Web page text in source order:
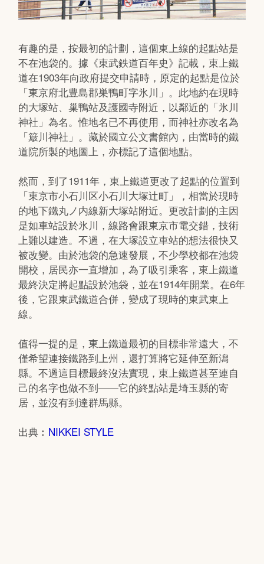
有趣的是，按最初的計劃，這個東上線的起點站是
不在池袋的。據《東武鉄道百年史》記載，東上鐵
道在1903年向政府提交申請時，原定的起點是位於
「東京府北豊島郡巣鴨町字氷川」。此地約在現時
的大塚站、巢鴨站及護國寺附近，以鄰近的「氷川
神社」為名。惟地名已不再使用，而神社亦改名為
「簸川神社」。藏於國立公文書館內，由當時的鐵
道院所製的地圖上，亦標記了這個地點。
然而，到了1911年，東上鐵道更改了起點的位置到
「東京市小石川区小石川大塚辻町」，相當於現時
的地下鐵丸ノ内線新大塚站附近。更改計劃的主因
是如車站設於氷川，線路會跟東京市電交錯，技術
上難以建造。不過，在大塚設立車站的想法很快又
被改變。由於池袋的急速發展，不少學校都在池袋
開校，居民亦一直增加，為了吸引乘客，東上鐵道
最終決定將起點設於池袋，並在1914年開業。在6年
後，它跟東武鐵道合併，變成了現時的東武東上
線。
值得一提的是，東上鐵道最初的目標非常遠大，不
僅希望連接鐵路到上州，還打算將它延伸至新潟
縣。不過這目標最終沒法實現，東上鐵道甚至連自
己的名字也做不到——它的終點站是埼玉縣的寄
居，並沒有到達群馬縣。
出典︰ NIKKEI STYLE